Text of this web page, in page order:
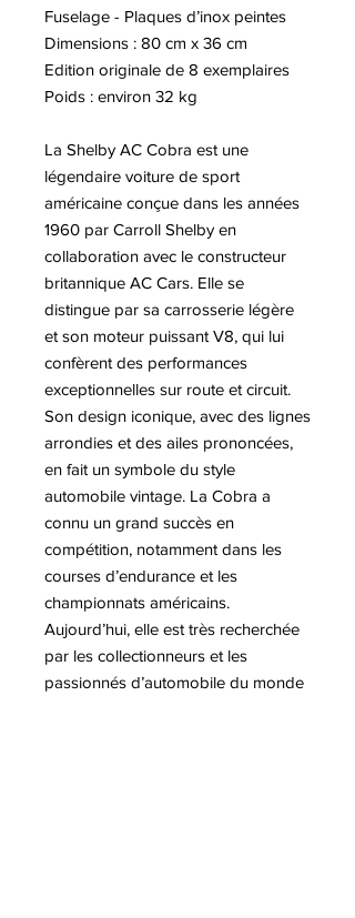
Fuselage - Plaques d’inox peintes
Dimensions : 80 cm x 36 cm
Edition originale de 8 exemplaires
Poids : environ 32 kg
La Shelby AC Cobra est une
légendaire voiture de sport
américaine conçue dans les années
1960 par Carroll Shelby en
collaboration avec le constructeur
britannique AC Cars. Elle se
distingue par sa carrosserie légère
et son moteur puissant V8, qui lui
confèrent des performances
exceptionnelles sur route et circuit.
Son design iconique, avec des lignes
arrondies et des ailes prononcées,
en fait un symbole du style
automobile vintage. La Cobra a
connu un grand succès en
compétition, notamment dans les
courses d’endurance et les
championnats américains.
Aujourd’hui, elle est très recherchée
par les collectionneurs et les
passionnés d’automobile du monde